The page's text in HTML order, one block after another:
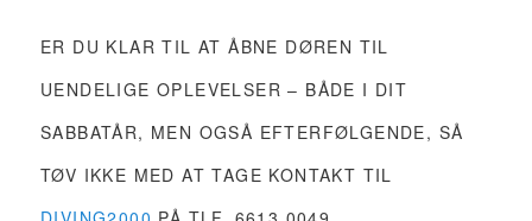
ER DU KLAR TIL AT ÅBNE DØREN TIL
UENDELIGE OPLEVELSER – BÅDE I DIT
SABBATÅR, MEN OGSÅ EFTERFØLGENDE, SÅ
TØV IKKE MED AT TAGE KONTAKT TIL